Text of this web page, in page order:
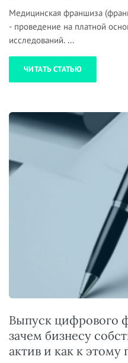
Медицинская франшиза
- проведение на платной
исследований. ...
ЧИТАТЬ СТАТЬЮ
Выпуск цифрового
зачем бизнесу
актив и как к этому